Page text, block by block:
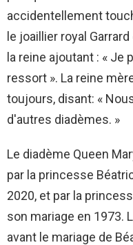
accidentellement
le joaillier royal
la reine ajoutant : « Je
ressort ». La reine
toujours, disant: «
d'autres diadèmes. »
Le diadème Queen
par la princesse
2020, et par la
son mariage en 1973.
avant le mariage de